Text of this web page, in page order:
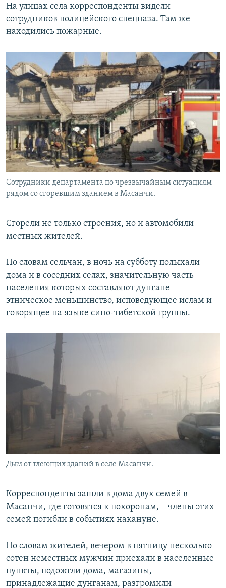
На улицах села корреспонденты видели
сотрудников полицейского спецназа. Там же
находились пожарные.
Сотрудники департамента по чрезвычайным ситуациям
рядом со сгоревшим зданием в Масанчи.
Сгорели не только строения, но и автомобили
местных жителей.
По словам сельчан, в ночь на субботу полыхали
дома и в соседних селах, значительную часть
населения которых составляют дунгане –
этническое меньшинство, исповедующее ислам и
говорящее на языке сино-тибетской группы.
Дым от тлеющих зданий в селе Масанчи.
Корреспонденты зашли в дома двух семей в
Масанчи, где готовятся к похоронам, – члены этих
семей погибли в событиях накануне.
По словам жителей, вечером в пятницу несколько
сотен неместных мужчин приехали в населенные
пункты, подожгли дома, магазины,
принадлежащие дунганам, разгромили